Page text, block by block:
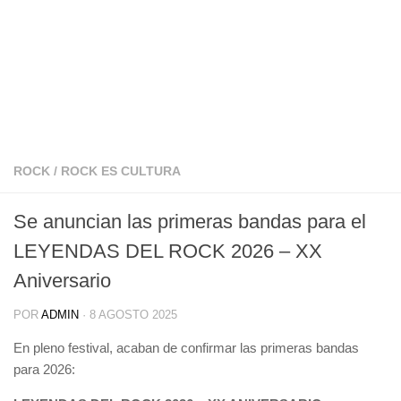
ROCK / ROCK ES CULTURA
Se anuncian las primeras bandas para el
LEYENDAS DEL ROCK 2026 – XX
Aniversario
POR ADMIN · 8 AGOSTO 2025
En pleno festival, acaban de confirmar las primeras bandas
para 2026: